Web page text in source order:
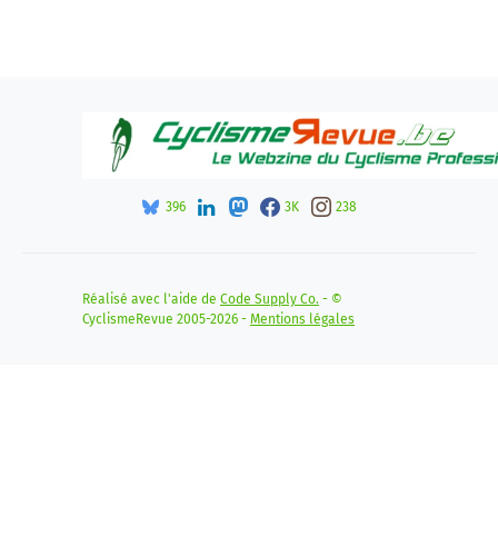
396 3K 238
Réalisé avec l'aide de Code Supply Co. - ©
CyclismeRevue 2005-2026 - Mentions légales